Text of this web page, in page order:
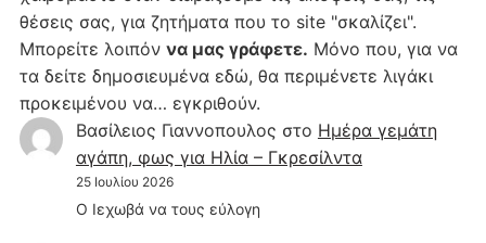
θέσεις σας, για ζητήματα που το site "σκαλίζει".
Μπορείτε λοιπόν να μας γράφετε. Μόνο που, για να
τα δείτε δημοσιευμένα εδώ, θα περιμένετε λιγάκι
προκειμένου να… εγκριθούν.
Βασίλειος Γιαννοπουλος στο Hμέρα γεμάτη
αγάπη, φως για Ηλία – Γκρεσίλντα
25 Ιουλίου 2026
Ο Ιεχωβά να τους εύλογη